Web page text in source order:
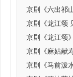
京剧《六出祁
京剧《龙江颂
京剧《龙江颂
京剧《麻姑献
京剧《马前泼